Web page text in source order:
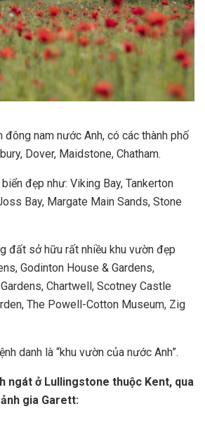
đông nam nước Anh, có các thành phố
Dover, Maidstone, Chatham.
đẹp như: Viking Bay, Tankerton
Bay, Margate Main Sands, Stone
đất sở hữu rất nhiều khu vườn đẹp
Godinton House & Gardens,
Chartwell, Scotney Castle
The Powell-Cotton Museum, Zig
danh là “khu vườn của nước Anh”.
ngát ở Lullingstone thuộc Kent, qua
gia Garett: